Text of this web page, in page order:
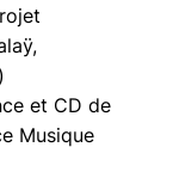
et CD de
Musique